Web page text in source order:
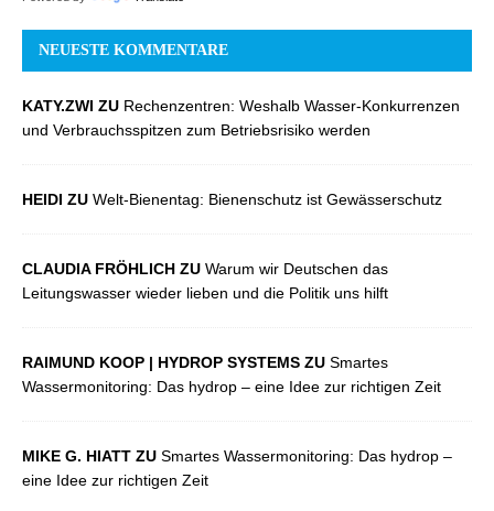
NEUESTE KOMMENTARE
KATY.ZWI ZU Rechenzentren: Weshalb Wasser-Konkurrenzen
und Verbrauchsspitzen zum Betriebsrisiko werden
HEIDI ZU Welt-Bienentag: Bienenschutz ist Gewässerschutz
CLAUDIA FRÖHLICH ZU Warum wir Deutschen das
Leitungswasser wieder lieben und die Politik uns hilft
RAIMUND KOOP | HYDROP SYSTEMS ZU Smartes
Wassermonitoring: Das hydrop – eine Idee zur richtigen Zeit
MIKE G. HIATT ZU Smartes Wassermonitoring: Das hydrop –
eine Idee zur richtigen Zeit